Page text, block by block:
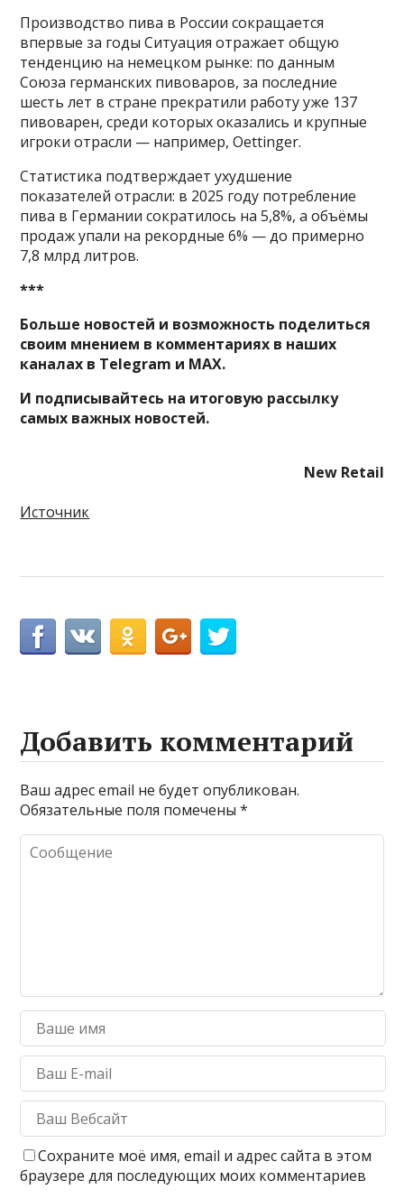
Производство пива в России сокращается
впервые за годы Ситуация отражает общую
тенденцию на немецком рынке: по данным
Союза германских пивоваров, за последние
шесть лет в стране прекратили работу уже 137
пивоварен, среди которых оказались и крупные
игроки отрасли — например, Oettinger.
Статистика подтверждает ухудшение
показателей отрасли: в 2025 году потребление
пива в Германии сократилось на 5,8%, а объёмы
продаж упали на рекордные 6% — до примерно
7,8 млрд литров.
***
Больше новостей и возможность поделиться
своим мнением в комментариях в наших
каналах в Telegram и MAX.
И подписывайтесь на итоговую рассылку
самых важных новостей.
New Retail
Источник
Добавить комментарий
Ваш адрес email не будет опубликован.
Обязательные поля помечены*
Сохраните моё имя, email и адрес сайта в этом
браузере для последующих моих комментариев